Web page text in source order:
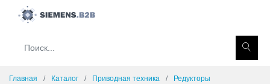
Главная Каталог Приводная техника
Редукторы